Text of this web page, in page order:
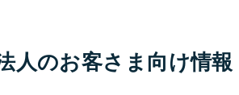
人のお客さま向け情報